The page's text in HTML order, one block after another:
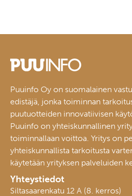
Puuinfo Oy on suomalainen
edistäjä, jonka toiminnan
puutuotteiden innovatiivisen
Puuinfo on yhteiskunnallinen
toiminnallaan voittoa. Yritys on
yhteiskunnallista tarkoitusta
käytetään yrityksen palveluiden
Yhteystiedot
Siltasaarenkatu 12 A (8. kerros)